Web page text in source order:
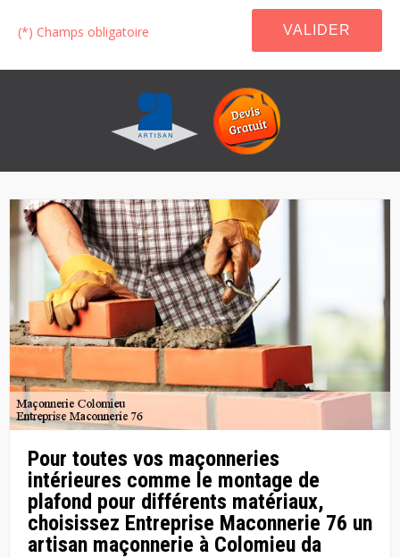
(*) Champs obligatoire
Pour toutes vos maçonneries
intérieures comme le montage de
plafond pour différents matériaux,
choisissez Entreprise Maconnerie 76 un
artisan maçonnerie à Colomieu da